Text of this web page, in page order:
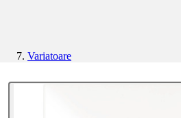
Variatoare